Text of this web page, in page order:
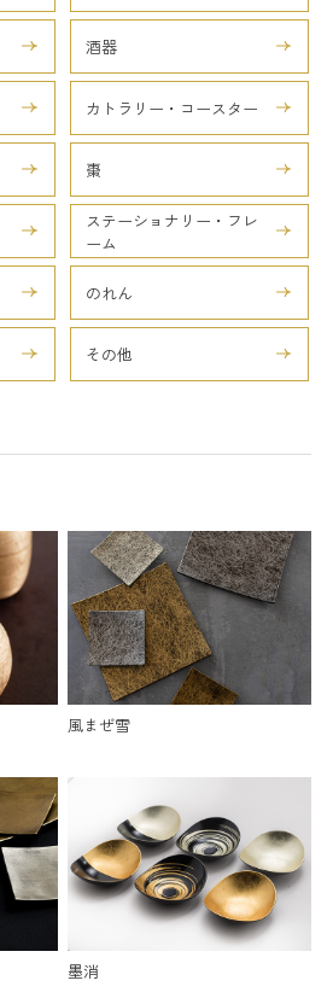
酒器
カトラリー・コースター
棗
ステーショナリー・フレ
ーム
のれん
その他
風まぜ雪
墨消